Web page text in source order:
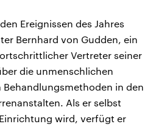
Ereignissen des Jahres
Bernhard von Gudden, ein
Vertreter seiner
die unmenschlichen
in den
Als er selbst
wird, verfügt er